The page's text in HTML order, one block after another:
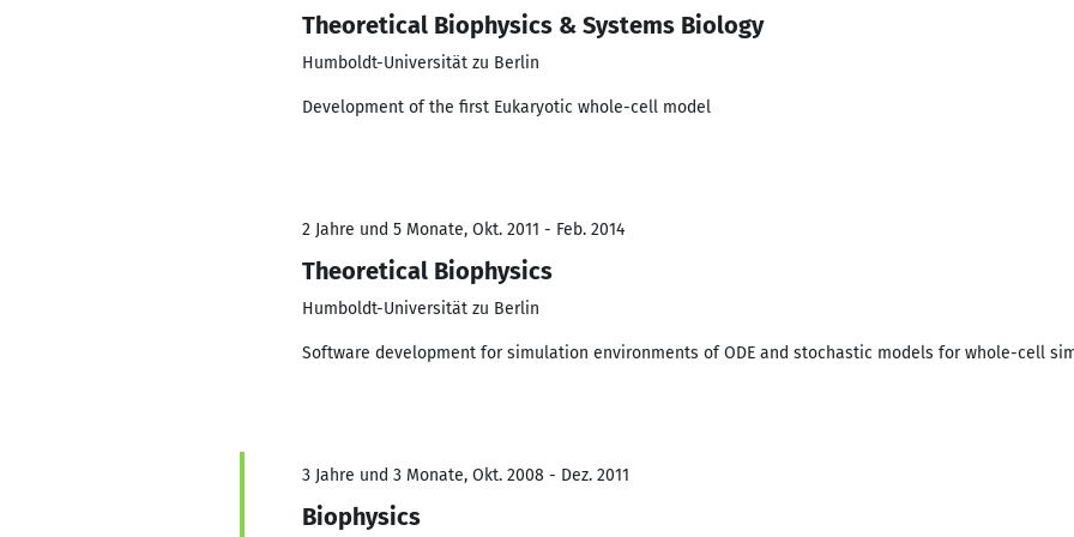
Theoretical Biophysics & Systems Biology
Humboldt-Universität zu Berlin
Development of the first Eukaryotic whole-cell model
2 Jahre und 5 Monate, Okt. 2011 - Feb. 2014
Theoretical Biophysics
Humboldt-Universität zu Berlin
Software development for simulation environments of ODE and stochastic models for whole-cell
3 Jahre und 3 Monate, Okt. 2008 - Dez. 2011
Biophysics